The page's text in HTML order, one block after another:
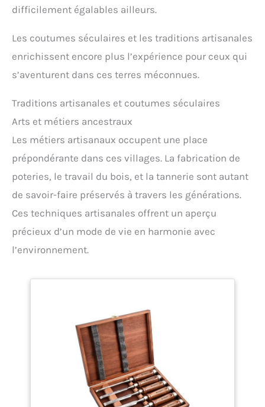
Ustensiles de voyage : ces bouteilles de voyage
démaquillants, nettoyants pour le visage,
douche, bain de bouche, savon liquide, etc. Ce
serait un incontournable pour les vacances, les
voyages d'affaires, l'avion, la plage, la salle de sport,
difficilement égalables ailleurs.
Les coutumes séculaires et les traditions artisanales
enrichissent encore plus l’expérience pour ceux qui
s’aventurent dans ces terres méconnues.
Traditions artisanales et coutumes séculaires
Arts et métiers ancestraux
Les métiers artisanaux occupent une place
prépondérante dans ces villages. La fabrication de
poteries, le travail du bois, et la tannerie sont autant
de savoir-faire préservés à travers les générations.
Ces techniques artisanales offrent un aperçu
précieux d’un mode de vie en harmonie avec
l’environnement.